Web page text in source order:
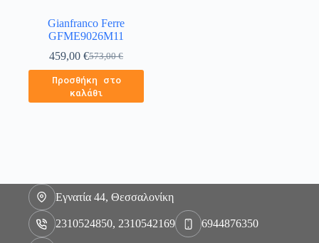
Gianfranco Ferre
GFME9026M11
573,00€
459,00€
Προσθήκη στο
καλάθι
Εγνατία 44, Θεσσαλονίκη
2310524850, 2310542169 6944876350